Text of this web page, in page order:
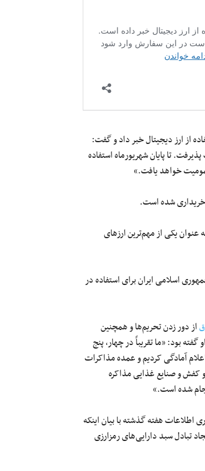
از ارز دیجیتال خبر داد و گفت:
صورت پذیرفت. تا پایان شهریورماه استفاده
خواهد یافت.»
خریداری شده است.
یکی از مهم‌ترین ارزهای
اسلامی ایران برای استفاده در
از دور زدن تحریم‌ها و همچنین
بود: «ما تقریباً در چهار، پنج
آمادگی کردیم و عمده مذاکرات
کفش و صنایع غذایی مذاکره
شده است.»
اطلاعات هفته گذشته با بیان اینکه
تبادل سبد دارایی‌های رمزارزی